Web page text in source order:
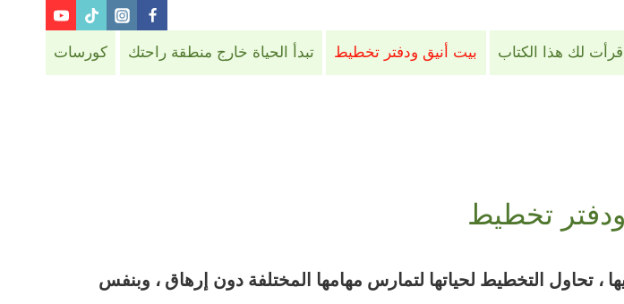
قرأت لك هذا الكتاب بيت أنيق ودفتر تخطيط تبدأ الحياة خارج منطقة راحتك كورسات
تخطيط
، تحاول التخطيط لحياتها لتمارس مهامها المختلفة دون إرهاق ، وبنفس